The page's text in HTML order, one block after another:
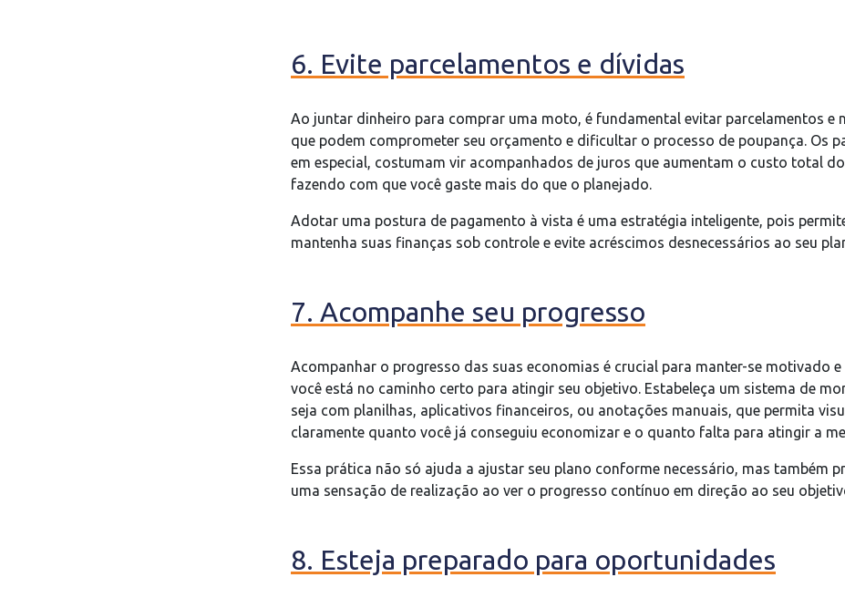
6. Evite parcelamentos e dívidas
Ao juntar dinheiro para comprar uma moto, é fundamental evitar parcelamentos e
que podem comprometer seu orçamento e dificultar o processo de poupança. Os
em especial, costumam vir acompanhados de juros que aumentam o custo total
fazendo com que você gaste mais do que o planejado.
Adotar uma postura de pagamento à vista é uma estratégia inteligente, pois
mantenha suas finanças sob controle e evite acréscimos desnecessários ao seu
7. Acompanhe seu progresso
Acompanhar o progresso das suas economias é crucial para manter-se motivado
você está no caminho certo para atingir seu objetivo. Estabeleça um sistema de
seja com planilhas, aplicativos financeiros, ou anotações manuais, que permita
claramente quanto você já conseguiu economizar e o quanto falta para atingir a
Essa prática não só ajuda a ajustar seu plano conforme necessário, mas também
uma sensação de realização ao ver o progresso contínuo em direção ao seu
8. Esteja preparado para oportunidades